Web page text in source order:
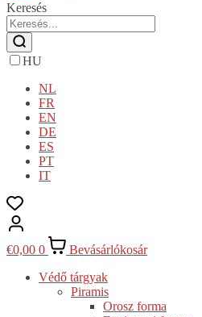
Keresés
HU
NL
FR
EN
DE
ES
PT
IT
€0,00 0
Bevásárlókosár
Védő tárgyak
Piramis
Orosz forma